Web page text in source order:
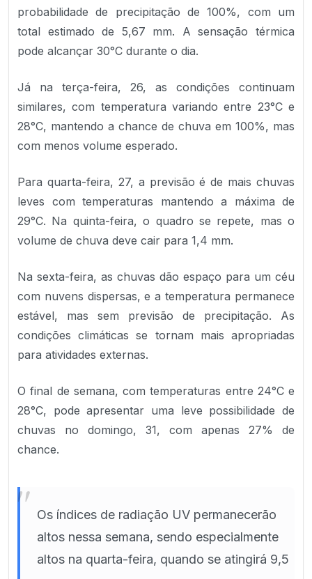
probabilidade de precipitação de 100%, com um
total estimado de 5,67 mm. A sensação térmica
pode alcançar 30°C durante o dia.
Já na terça-feira, 26, as condições continuam
similares, com temperatura variando entre 23°C e
28°C, mantendo a chance de chuva em 100%, mas
com menos volume esperado.
Para quarta-feira, 27, a previsão é de mais chuvas
leves com temperaturas mantendo a máxima de
29°C. Na quinta-feira, o quadro se repete, mas o
volume de chuva deve cair para 1,4 mm.
Na sexta-feira, as chuvas dão espaço para um céu
com nuvens dispersas, e a temperatura permanece
estável, mas sem previsão de precipitação. As
condições climáticas se tornam mais apropriadas
para atividades externas.
O final de semana, com temperaturas entre 24°C e
28°C, pode apresentar uma leve possibilidade de
chuvas no domingo, 31, com apenas 27% de
chance.
" Os índices de radiação UV permanecerão
altos nessa semana, sendo especialmente
altos na quarta-feira, quando se atingirá 9,5